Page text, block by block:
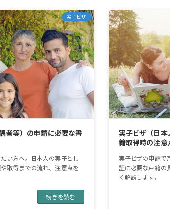
実子ビザ
者等）の申請に必要な書
い方へ。日本人の実子とし
取得までの流れ、注意点を
続きを読む
実子ビザ（日
籍取得時の注意
実子ビザの申請で
証に必要な戸籍の
く解説します。